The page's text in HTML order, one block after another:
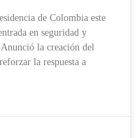
de Colombia este
en seguridad y
la creación del
la respuesta a